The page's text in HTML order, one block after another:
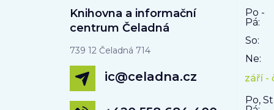
Knihovna a informační
centrum Čeladná
739 12 Čeladná 714
ic@celadna.cz
Po -
Pá:
So:
Ne:
září -
Po,